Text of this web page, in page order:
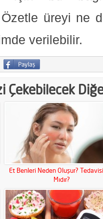
Özetle üreyi ne
verilebilir.
Çekebilecek
Et Benleri Neden Oluşur?
Mıdır?